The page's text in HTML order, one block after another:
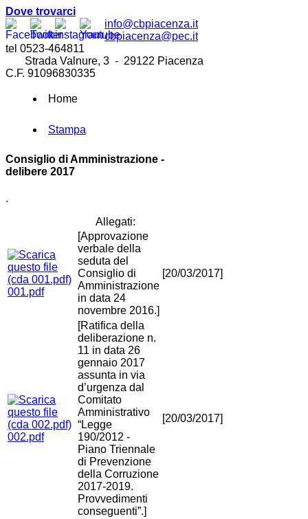
Dove trovarci
info@cbpiacenza.it
cbpiacenza@pec.it
tel 0523-464811
Strada Valnure, 3 - 29122 Piacenza
C.F. 91096830335
Home
Stampa
Consiglio di Amministrazione -
delibere 2017
.
Allegati:
001.pdf
[Approvazione
verbale della
seduta del
Consiglio di
Amministrazione
in data 24
novembre 2016.]
[20/03/2017]
002.pdf
[Ratifica della
deliberazione n.
11 in data 26
gennaio 2017
assunta in via
d’urgenza dal
Comitato
Amministrativo
“Legge
190/2012 -
Piano Triennale
di Prevenzione
della Corruzione
2017-2019.
Provvedimenti
conseguenti”.]
[20/03/2017]